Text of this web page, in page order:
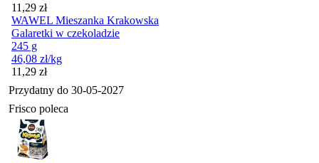
Cena
11,29 zł
WAWEL Mieszanka Krakowska
Galaretki w czekoladzie
245 g
46,08 zł/kg
Cena
11,29 zł
Przydatny do 30-05-2027
Frisco poleca